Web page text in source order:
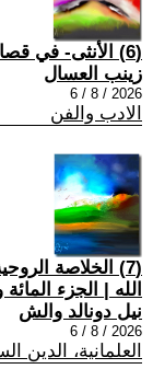
(6) الأنثى- في قصائد أحمد فرح”
زينب العسال
2026 / 8 / 6
الادب والفن
(7) الخلاصة
الله | الجزء المائة
نيل دونالد والش
2026 / 8 / 6
العلمانية، الدين